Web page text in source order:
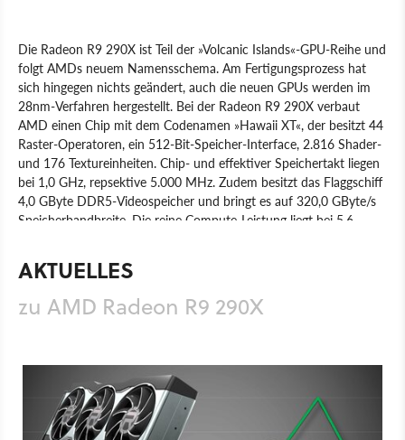
Die Radeon R9 290X ist Teil der »Volcanic Islands«-GPU-Reihe und
folgt AMDs neuem Namensschema. Am Fertigungsprozess hat
sich hingegen nichts geändert, auch die neuen GPUs werden im
28nm-Verfahren hergestellt. Bei der Radeon R9 290X verbaut
AMD einen Chip mit dem Codenamen »Hawaii XT«, der besitzt 44
Raster-Operatoren, ein 512-Bit-Speicher-Interface, 2.816 Shader-
und 176 Textureinheiten. Chip- und effektiver Speichertakt liegen
bei 1,0 GHz, repsektive 5.000 MHz. Zudem besitzt das Flaggschiff
4,0 GByte DDR5-Videospeicher und bringt es auf 320,0 GByte/s
Speicherbandbreite. Die reine Compute-Leistung liegt bei 5,6
Radeon R9 290X über einen 6- und einen 8-Pol-Stecker.
Produkt Grafikkarten Hardware AMD
AKTUELLES
zu AMD Radeon R9 290X